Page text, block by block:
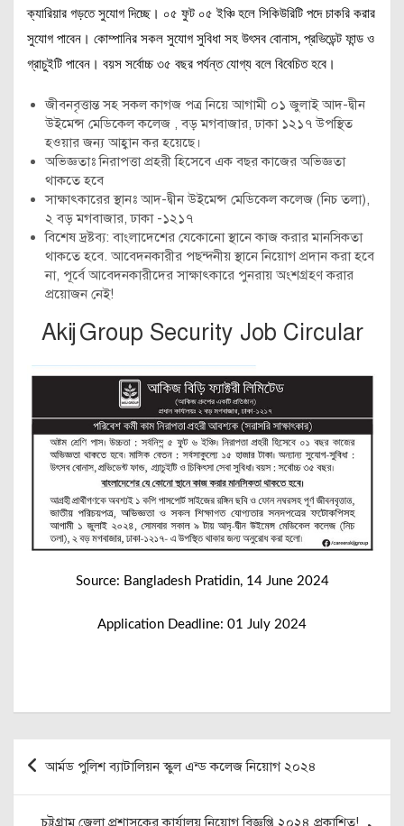
ক্যারিয়ার গড়তে সুযোগ দিচ্ছে। ০৫ ফুট ০৫ ইঞ্চি হলে সিকিউরিটি পদে চাকরি করার
সুযোগ পাবেন। কোম্পানির সকল সুযোগ সুবিধা সহ উৎসব বোনাস, প্রভিডেন্ট ফান্ড ও
গ্রাচুইটি পাবেন। বয়স সর্বোচ্চ ৩৫ বছর পর্যন্ত যোগ্য বলে বিবেচিত হবে।
জীবনবৃত্তান্ত সহ সকল কাগজ পত্র নিয়ে আগামী ০১ জুলাই আদ-দ্বীন
উইমেন্স মেডিকেল কলেজ , বড় মগবাজার, ঢাকা ১২১৭ উপস্থিত
হওয়ার জন্য আহ্বান কর হয়েছে।
অভিজ্ঞতাঃ নিরাপত্তা প্রহরী হিসেবে এক বছর কাজের অভিজ্ঞতা
থাকতে হবে
সাক্ষাৎকারের স্থানঃ আদ-দ্বীন উইমেন্স মেডিকেল কলেজ (নিচ তলা),
২ বড় মগবাজার, ঢাকা -১২১৭
বিশেষ দ্রষ্টব্য: বাংলাদেশের যেকোনো স্থানে কাজ করার মানসিকতা
থাকতে হবে. আবেদনকারীর পছন্দনীয় স্থানে নিয়োগ প্রদান করা হবে
না, পূর্বে আবেদনকারীদের সাক্ষাৎকারে পুনরায় অংশগ্রহণ করার
প্রয়োজন নেই!
Akij Group Security Job Circular
Source: Bangladesh Pratidin, 14 June 2024
Application Deadline: 01 July 2024
Post
navigation
আর্মড পুলিশ ব্যাটালিয়ন স্কুল এন্ড কলেজ নিয়োগ ২০২৪
চট্টগ্রাম জেলা প্রশাসকের কার্যালয় নিয়োগ বিজ্ঞপ্তি ২০২৪ প্রকাশিত!